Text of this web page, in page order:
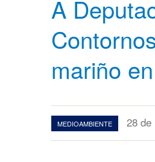
A
mariño
MEDIOAMBIENTE 28 de